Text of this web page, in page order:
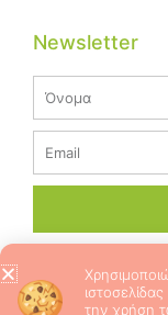
Newsletter
©
την χρήση